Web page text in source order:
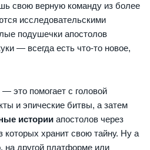
свою верную команду из более
исследовательскими
подушечки апостолов
— всегда есть что-то новое,
это помогает с головой
и эпические битвы, а затем
истории апостолов через
хранит свою тайну. Ну а
на другой платформе или